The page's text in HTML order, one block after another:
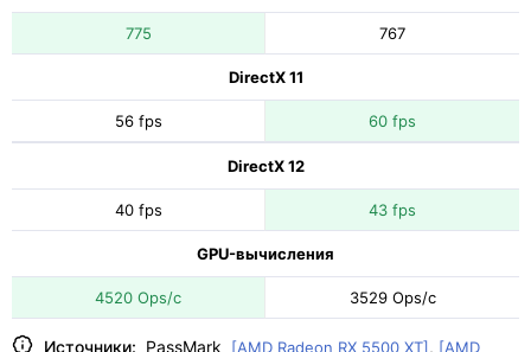
775 767
DirectX 11
56 fps 60 fps
DirectX 12
40 fps 43 fps
GPU-вычисления
4520 Ops/с 3529 Ops/с
Источники: PassMark [AMD Radeon RX 5500 XT], [AMD